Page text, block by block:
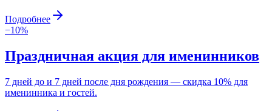
Подробнее
−10%
Праздничная акция для именинников
7 дней до и 7 дней после дня рождения — скидка 10% для
именинника и гостей.